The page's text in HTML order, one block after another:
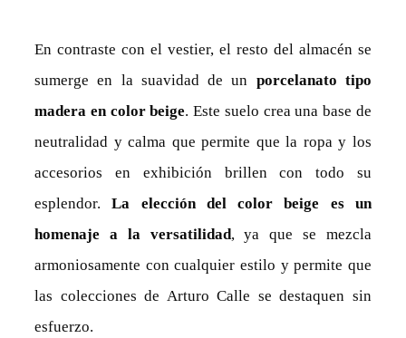
En contraste con el vestier, el resto del almacén se
sumerge en la suavidad de un porcelanato tipo
madera en color beige. Este suelo crea una base de
neutralidad y calma que permite que la ropa y los
accesorios en exhibición brillen con todo su
esplendor.La elección del color beige es un
homenaje a la versatilidad, ya que se mezcla
armoniosamente con cualquier estilo y permite que
las colecciones de Arturo Calle se destaquen sin
esfuerzo.